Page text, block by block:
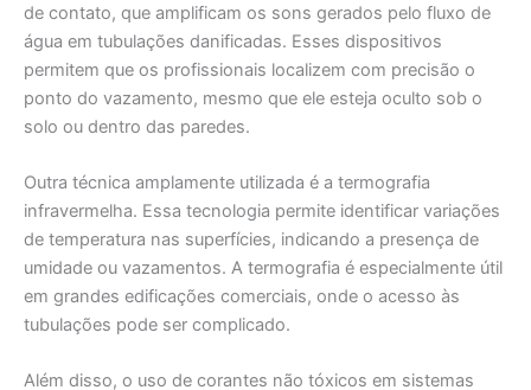
de contato, que amplificam os sons gerados pelo fluxo de
água em tubulações danificadas. Esses dispositivos
permitem que os profissionais localizem com precisão o
ponto do vazamento, mesmo que ele esteja oculto sob o
solo ou dentro das paredes.
Outra técnica amplamente utilizada é a termografia
infravermelha. Essa tecnologia permite identificar variações
de temperatura nas superfícies, indicando a presença de
umidade ou vazamentos. A termografia é especialmente útil
em grandes edificações comerciais, onde o acesso às
tubulações pode ser complicado.
Além disso, o uso de corantes não tóxicos em sistemas